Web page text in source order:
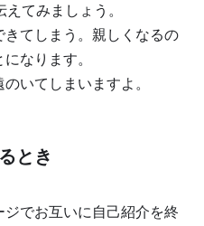
えてみましょう。
てしまう。親しくなるの
なります。
いてしまいますよ。
とき
でお互いに自己紹介を終